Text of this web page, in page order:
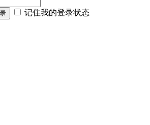
记住我的登录状态